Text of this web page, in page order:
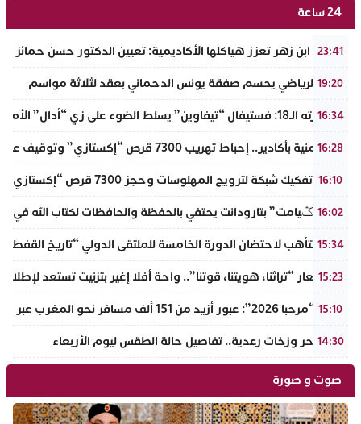
24 ساعة
23:41
جامعة ابن زهر تعزز هياكلها الأكاديمية: تعيين الدكتور حسن حمائز
19:20
الرجاء الرياضي يحسم صفقة يونس الدحماني بعقد لثلاثة مواسم
16:34
في دورته الـ18: فستيفال “تيفاوين” يسلط الضوء على زي “أدال” الأمازيغي ويكرم رائدات التطريز والتصميم بالـأطلس الصغير
16:28
ضربة أمنية بأكادير.. إحباط تهريب 7300 قرص “إكستازي” وتوقيف عنصرين من ذوي السوابق
16:10
أكادير: تفكيك شبكة لترويج المهلوسات وحجز 7300 قرص “إكستازي” بين يت ملول والدشيرة
16:02
دوار “تݣيامت” بتارودانت يحتفي بالحفظة والحافظات لكتاب الله في
15:34
أكادير تتأهب لاحتضان الدورة الخامسة للملتقى الدولي “تاريخ
15:23
تحت شعار “تراثنا، هويتنا، قوتنا”.. واحة أفلا إغير بتزنيت تستعد
15:10
عملية “مرحبا 2026”: عبور أزيد من 151 ألف مسافر نحو المغرب عبر مينائي الجزيرة الخضراء وطريفة خلال 4 أيام
14:30
موجة حر وزخات رعدية.. تفاصيل حالة الطقس ليوم الأربعاء
صوت و صورة